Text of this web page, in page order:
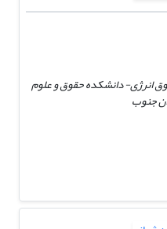
انرژی- دانشکده حقوق و علوم
جنوب